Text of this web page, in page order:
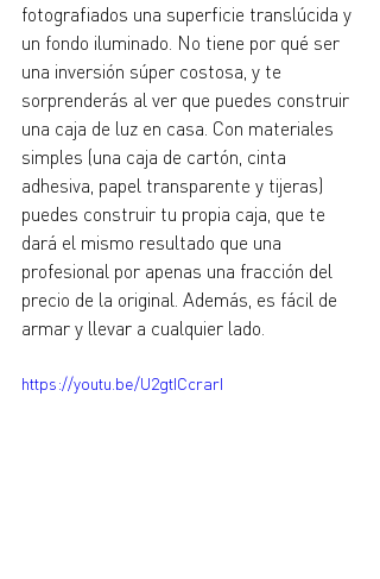
fotografiados una superficie translúcida y
un fondo iluminado. No tiene por qué ser
una inversión súper costosa, y te
sorprenderás al ver que puedes construir
una caja de luz en casa. Con materiales
simples (una caja de cartón, cinta
adhesiva, papel transparente y tijeras)
puedes construir tu propia caja, que te
dará el mismo resultado que una
profesional por apenas una fracción del
precio de la original. Además, es fácil de
armar y llevar a cualquier lado.
https://youtu.be/U2gtICcrarI